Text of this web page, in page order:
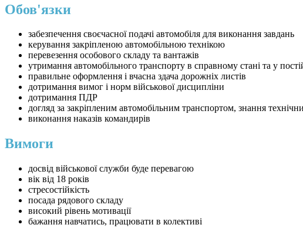
Обов'язки
забезпечення своєчасної подачі автомобіля для виконання завдань
керування закріпленою автомобільною технікою
перевезення особового складу та вантажів
утримання автомобільного транспорту в справному стані та у
правильне оформлення і вчасна здача дорожніх листів
дотримання вимог і норм військової дисципліни
дотримання ПДР
догляд за закріпленим автомобільним транспортом, знання
виконання наказів командирів
Вимоги
досвід військової служби буде перевагою
вік від 18 років
стресостійкість
посада рядового складу
високий рівень мотивації
бажання навчатись, працювати в колективі